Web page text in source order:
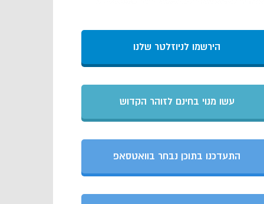
הירשמו לניוזלטר שלנו
עשו מנוי בחינם לזוהר הקדוש
התעדכנו בתוכן נבחר בוואטסאפ